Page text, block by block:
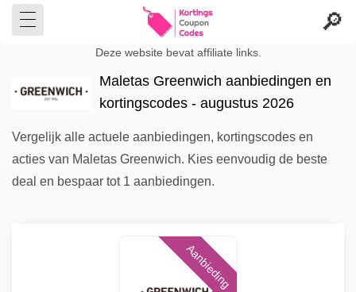
Deze website bevat affiliate links.
Maletas Greenwich aanbiedingen en
kortingscodes - augustus 2026
Vergelijk alle actuele aanbiedingen, kortingscodes en
acties van Maletas Greenwich. Kies eenvoudig de beste
deal en bespaar tot 1 aanbiedingen.
Aanbieding